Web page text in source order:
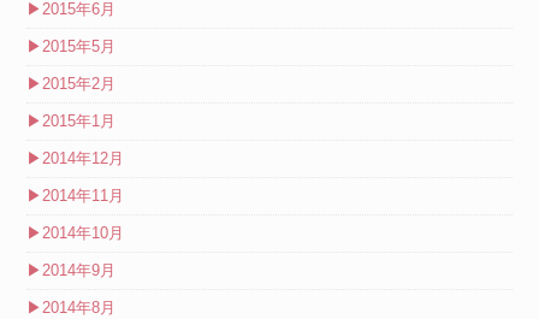
▶2015年6月
▶2015年5月
▶2015年2月
▶2015年1月
▶2014年12月
▶2014年11月
▶2014年10月
▶2014年9月
▶2014年8月